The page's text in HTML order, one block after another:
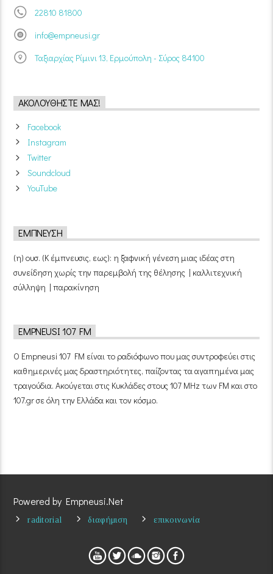
22810 81800
info@empneusi.gr
Ταξιαρχίας Ρίμινι 13, Ερμούπολη - Σύρος 84100
ΑΚΟΛΟΥΘΉΣΤΕ ΜΑΣ!
Facebook
Instagram
Twitter
Soundcloud
YouTube
ΈΜΠΝΕΥΣΗ
(η) ουσ. (Κ έμπνευσις, εως): η ξαφνική γένεση μιας ιδέας στη
συνείδηση χωρίς την παρεμβολή της θέλησης | καλλιτεχνική
σύλληψη | παρακίνηση
EMPNEUSI 107 FM
Ο Empneusi 107 FM είναι το ραδιόφωνο που μας συντροφεύει στις
καθημερινές μας δραστηριότητες, παίζοντας τα αγαπημένα μας
τραγούδια. Ακούγεται στις Κυκλάδες στους 107 MHz των FM και στο
107.gr σε όλη την Ελλάδα και τον κόσμο.
Powered by Empneusi.Net
raditorial διαφήμιση επικοινωνία